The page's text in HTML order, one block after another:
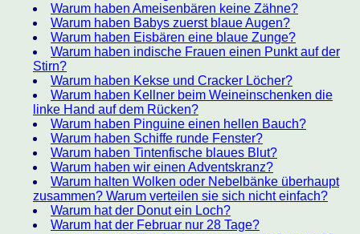
Warum haben Ameisenbären keine Zähne?
Warum haben Babys zuerst blaue Augen?
Warum haben Eisbären eine blaue Zunge?
Warum haben indische Frauen einen Punkt auf der
Stirn?
Warum haben Kekse und Cracker Löcher?
Warum haben Kellner beim Weineinschenken die
linke Hand auf dem Rücken?
Warum haben Pinguine einen hellen Bauch?
Warum haben Schiffe runde Fenster?
Warum haben Tintenfische blaues Blut?
Warum haben wir einen Adventskranz?
Warum halten Wolken oder Nebelbänke überhaupt
zusammen? Warum verteilen sie sich nicht einfach?
Warum hat der Donut ein Loch?
Warum hat der Februar nur 28 Tage?